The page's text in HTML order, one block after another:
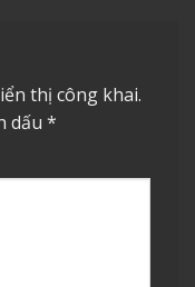
thị công khai.
dấu *